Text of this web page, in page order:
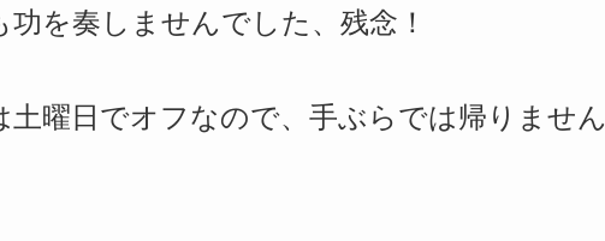
を奏しませんでした、残念！
曜日でオフなので、手ぶらでは帰りません